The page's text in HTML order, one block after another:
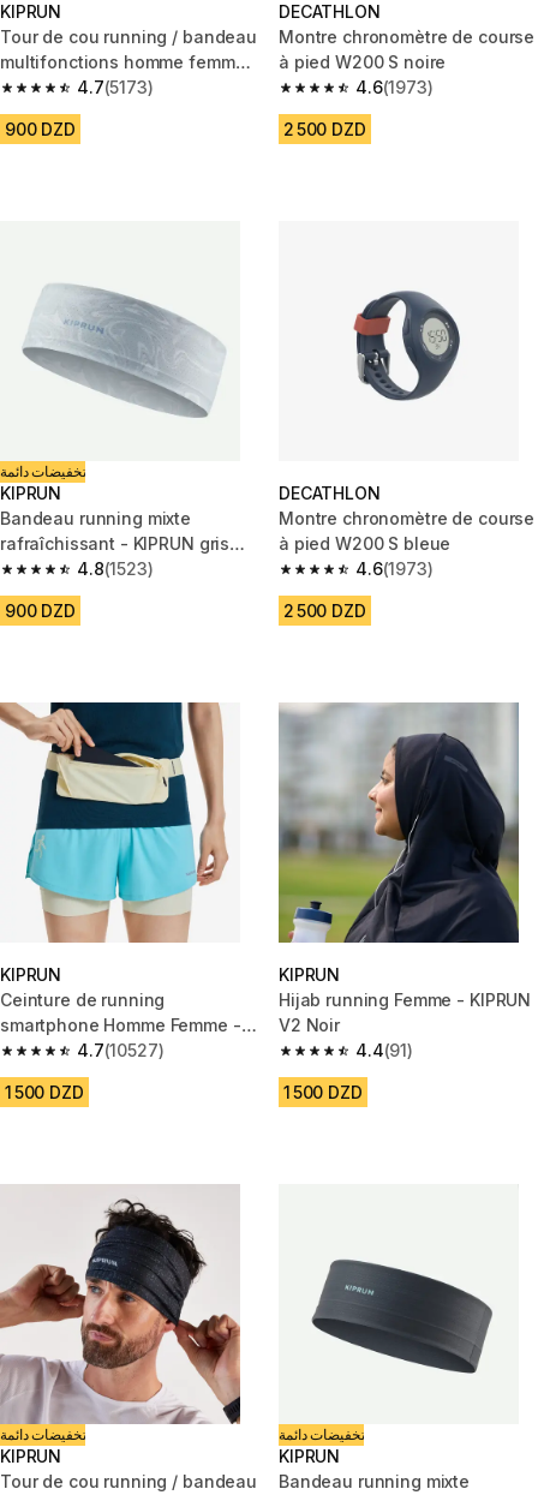
KIPRUN
Tour de cou running / bandeau
multifonctions homme femme -
kiprun gris blanc grap
4.7
4.7 out of 5 stars from 5173 reviews
(5173)
900 DZD
DECATHLON
Montre chronomètre de course
à pied W200 S noire
4.6
4.6 out of 5 stars from 1973
(1973)
2 500 DZD
تخفيضات دائمة
KIPRUN
Bandeau running mixte
rafraîchissant - KIPRUN gris
graphique4.8
4.8 out of 5 stars from 1523 reviews
(1523)
900 DZD
DECATHLON
Montre chronomètre de course
à pied W200 S bleue
4.6
4.6 out of 5 stars from 1973
(1973)
2 500 DZD
KIPRUN
Ceinture de running
smartphone Homme Femme -
KIPRUN Basique 2 jaune
4.7
4.7 out of 5 stars from 10527 reviews
(10527)
1 500 DZD
KIPRUN
Hijab running Femme - KIPRUN
V2 Noir
4.4
4.4 out of 5 stars from 91
(91)
1 500 DZD
تخفيضات دائمة
KIPRUN
Tour de cou running / bandeau
تخفيضات دائمة
KIPRUN
Bandeau running mixte